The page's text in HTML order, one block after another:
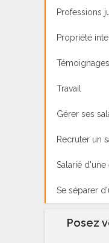
Professions
Propriété
Témoignages
Travail
Gérer ses
Recruter un
Salarié
Se séparer
Posez